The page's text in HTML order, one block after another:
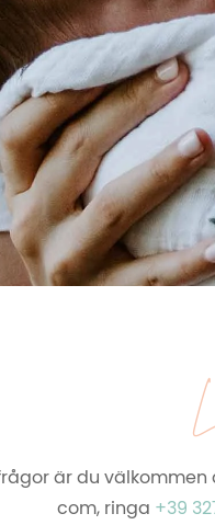
är du
com, ringa +39